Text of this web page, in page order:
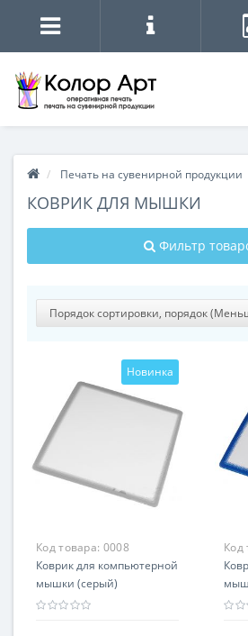
Печать на сувенирной продукции
КОВРИК ДЛЯ МЫШКИ
Фильтр
Новинка
Код товара: 0008
Коврик для компьютерной
мышки (серый)
Код